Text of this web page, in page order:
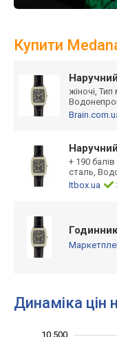
Купити
жіночі,
+ 190
сталь,
Itbox.ua
Динаміка цін
10 500